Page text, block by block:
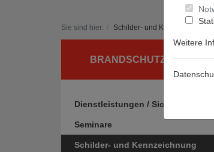
Sie sind hier: Schilder- und Kennzeichnung
BRANDSCHUTZ UND
Dienstleistungen /
Seminare
Schilder- und Kennzeichnung
Weitere